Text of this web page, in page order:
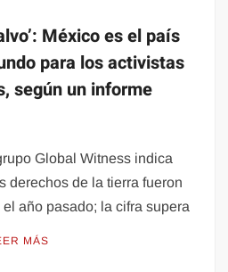
México es el país
para los activistas
según un informe
Global Witness indica
derechos de la tierra fueron
año pasado; la cifra supera
MÁS